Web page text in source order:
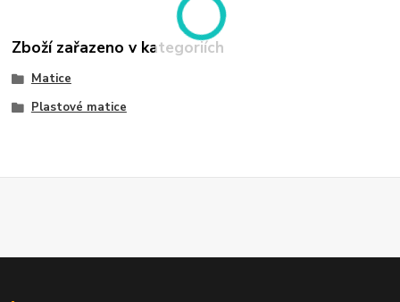
Zboží zařazeno v kategoriích
Matice
Plastové matice